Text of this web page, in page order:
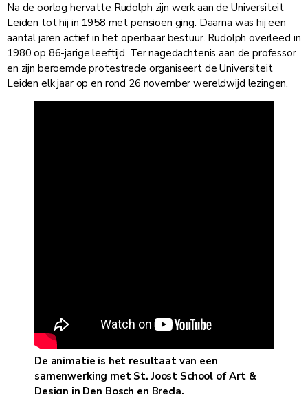
Na de oorlog hervatte Rudolph zijn werk aan de Universiteit
Leiden tot hij in 1958 met pensioen ging. Daarna was hij een
aantal jaren actief in het openbaar bestuur. Rudolph overleed in
1980 op 86-jarige leeftijd. Ter nagedachtenis aan de professor
en zijn beroemde protestrede organiseert de Universiteit
Leiden elk jaar op en rond 26 november wereldwijd lezingen.
De animatie is het resultaat van een
samenwerking met St. Joost School of Art &